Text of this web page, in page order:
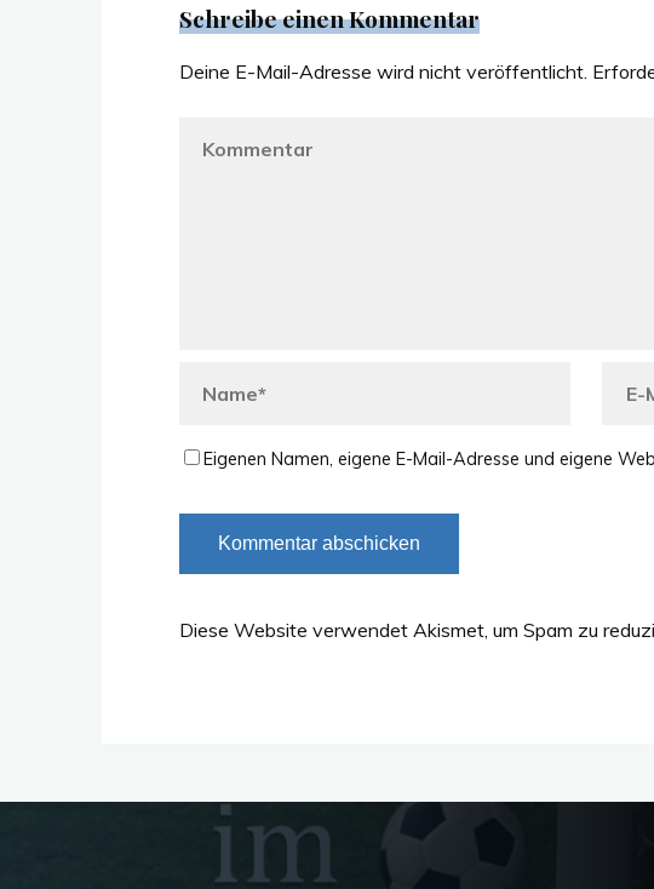
Schreibe einen Kommentar
Deine E-Mail-Adresse wird nicht veröffentlicht.
Eigenen Namen, eigene E-Mail-Adresse und eigene
Diese Website verwendet Akismet, um Spam zu